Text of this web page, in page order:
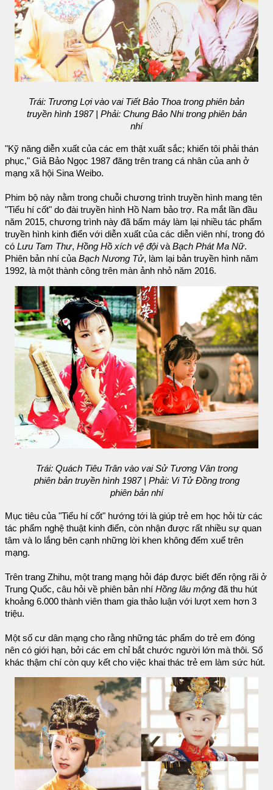
Trái: Trương Lợi vào vai Tiết Bảo Thoa trong phiên bản
truyền hình 1987 | Phải: Chung Bảo Nhi trong phiên bản
nhí
"Kỹ năng diễn xuất của các em thật xuất sắc; khiến tôi phải thán
phục," Giả Bảo Ngọc 1987 đăng trên trang cá nhân của anh ở
mạng xã hội Sina Weibo.
Phim bộ này nằm trong chuỗi chương trình truyền hình mang tên
"Tiểu hí cốt" do đài truyền hình Hồ Nam bảo trợ. Ra mắt lần đầu
năm 2015, chương trình này đã bấm máy làm lại nhiều tác phẩm
truyền hình kinh điển với diễn xuất của các diễn viên nhí, trong đó
có Lưu Tam Thư, Hồng Hồ xích vệ độivà Bạch Phát Ma Nữ.
Phiên bản nhí của Bạch Nương Tử, làm lại bản truyền hình năm
1992, là một thành công trên màn ảnh nhỏ năm 2016.
Trái: Quách Tiêu Trân vào vai Sử Tương Vân trong
phiên bản truyền hình 1987 | Phải: Vi Tử Đồng trong
phiên bản nhí
Mục tiêu của "Tiểu hí cốt" hướng tới là giúp trẻ em học hỏi từ các
tác phẩm nghệ thuật kinh điển, còn nhận được rất nhiều sự quan
tâm và lo lắng bên cạnh những lời khen không đếm xuể trên
mạng.
Trên trang Zhihu, một trang mạng hỏi đáp được biết đến rộng rãi ở
Trung Quốc, câu hỏi về phiên bản nhí Hồng lâu mộng đã thu hút
khoảng 6.000 thành viên tham gia thảo luận với lượt xem hơn 3
triệu.
Một số cư dân mạng cho rằng những tác phẩm do trẻ em đóng
nên có giới hạn, bởi các em chỉ bắt chước người lớn mà thôi. Số
khác thậm chí còn quy kết cho việc khai thác trẻ em làm sức hút.